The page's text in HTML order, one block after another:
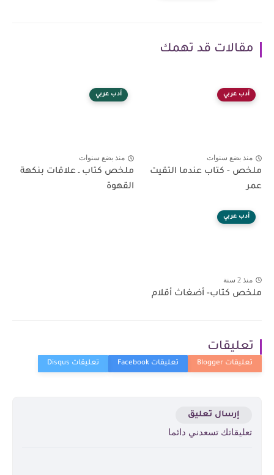
مقالات قد تهمك
أدب عربي
منذ بضع سنوات
ملخص - كتاب عندما التقيت
عمر
أدب عربي
منذ بضع سنوات
ملخص كتاب ـ علاقات بنكهة
القهوة
أدب عربي
منذ 2 سنة
ملخص كتاب- أضغاث أقلام
تعليقات
إرسال تعليق
تعليقاتك تسعدني دائما